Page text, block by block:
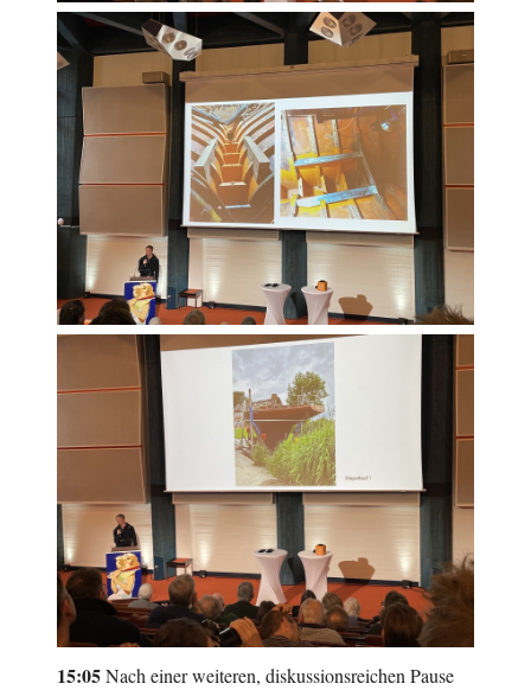
15:05Nach einer weiteren, diskussionsreichen Pause